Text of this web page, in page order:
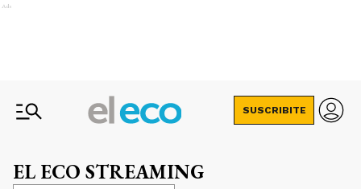
Ads
SUSCRIBITE
EL ECO STREAMING